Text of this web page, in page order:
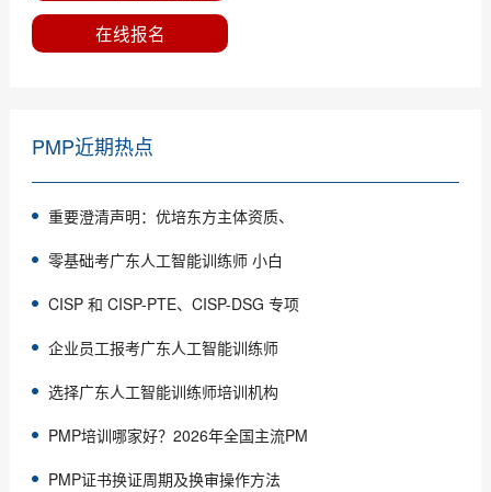
在线报名
PMP近期热点
重要澄清声明：优培东方主体资质、
零基础考广东人工智能训练师 小白
CISP 和 CISP-PTE、CISP-DSG 专项
企业员工报考广东人工智能训练师
选择广东人工智能训练师培训机构
PMP培训哪家好？2026年全国主流PM
PMP证书换证周期及换审操作方法